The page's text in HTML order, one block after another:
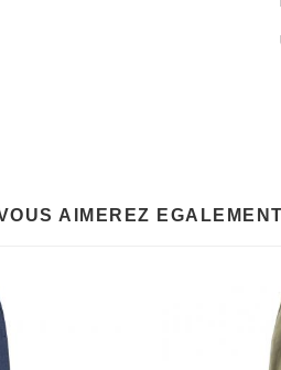
AIMEREZ EGALEMENT